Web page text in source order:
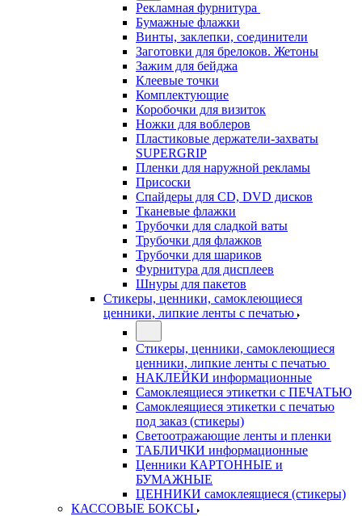
Рекламная фурнитура
Бумажные флажки
Винты, заклепки, соединители
Заготовки для брелоков. Жетоны
Зажим для бейджа
Клеевые точки
Комплектующие
Коробочки для визиток
Ножки для воблеров
Пластиковые держатели-захваты
SUPERGRIP
Пленки для наружной рекламы
Присоски
Спайдеры для CD, DVD дисков
Тканевые флажки
Трубочки для сладкой ваты
Трубочки для флажков
Трубочки для шариков
Фурнитура для дисплеев
Шнуры для пакетов
Стикеры, ценники, самоклеющиеся
ценники, липкие ленты с печатью
Стикеры, ценники, самоклеющиеся
ценники, липкие ленты с печатью
НАКЛЕЙКИ информационные
Самоклеящиеся этикетки с ПЕЧАТЬЮ
Самоклеящиеся этикетки с печатью
под заказ (стикеры)
Светоотражающие ленты и пленки
ТАБЛИЧКИ информационные
Ценники КАРТОННЫЕ и
БУМАЖНЫЕ
ЦЕННИКИ самоклеящиеся (стикеры)
КАССОВЫЕ БОКСЫ